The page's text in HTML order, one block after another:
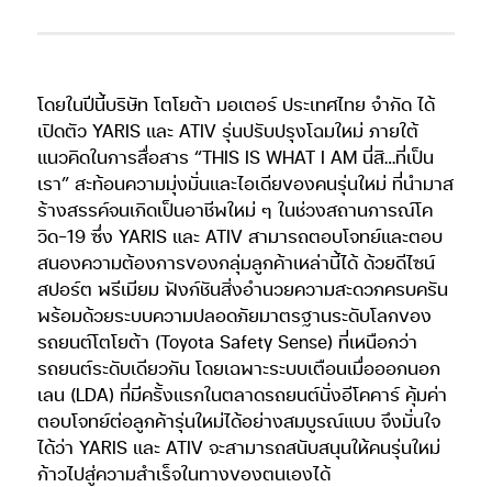
โดยในปีนี้บริษัท โตโยต้า มอเตอร์ ประเทศไทย จำกัด ได้
เปิดตัว YARIS และ ATIV รุ่นปรับปรุงโฉมใหม่ ภายใต้
แนวคิดในการสื่อสาร “THIS IS WHAT I AM นี่สิ…ที่เป็น
เรา” สะท้อนความมุ่งมั่นและไอเดียของคนรุ่นใหม่ ที่นำมาส
ร้างสรรค์จนเกิดเป็นอาชีพใหม่ ๆ ในช่วงสถานการณ์โค
วิด-19 ซึ่ง YARIS และ ATIV สามารถตอบโจทย์และตอบ
สนองความต้องการของกลุ่มลูกค้าเหล่านี้ได้ ด้วยดีไซน์
สปอร์ต พรีเมียม ฟังก์ชันสิ่งอำนวยความสะดวกครบครัน
พร้อมด้วยระบบความปลอดภัยมาตรฐานระดับโลกของ
รถยนต์โตโยต้า (Toyota Safety Sense) ที่เหนือกว่า
รถยนต์ระดับเดียวกัน โดยเฉพาะระบบเตือนเมื่อออกนอก
เลน (LDA) ที่มีครั้งแรกในตลาดรถยนต์นั่งอีโคคาร์ คุ้มค่า
ตอบโจทย์ต่อลูกค้ารุ่นใหม่ได้อย่างสมบูรณ์แบบ จึงมั่นใจ
ได้ว่า YARIS และ ATIV จะสามารถสนับสนุนให้คนรุ่นใหม่
ก้าวไปสู่ความสำเร็จในทางของตนเองได้